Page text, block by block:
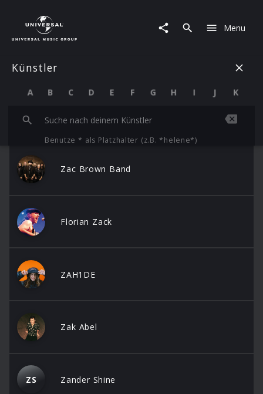
Menu
Künstler
A B C D E F G H I J K
Benutze * als Platzhalter (z.B. *helene*)
Zac Brown Band
Florian Zack
ZAH1DE
Zak Abel
ZS Zander Shine